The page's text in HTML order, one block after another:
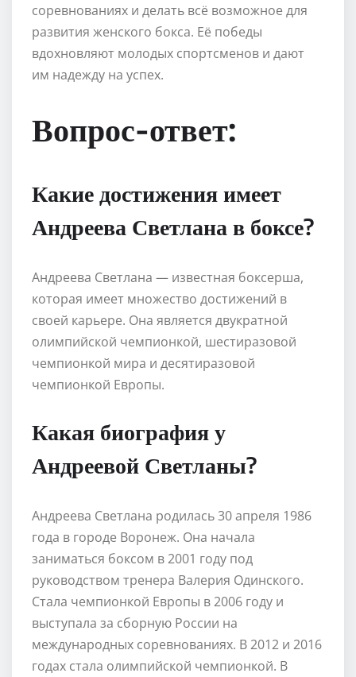
соревнованиях и делать всё возможное для
развития женского бокса. Её победы
вдохновляют молодых спортсменов и дают
им надежду на успех.
Вопрос-ответ:
Какие достижения имеет
Андреева Светлана в боксе?
Андреева Светлана — известная боксерша,
которая имеет множество достижений в
своей карьере. Она является двукратной
олимпийской чемпионкой, шестиразовой
чемпионкой мира и десятиразовой
чемпионкой Европы.
Какая биография у
Андреевой Светланы?
Андреева Светлана родилась 30 апреля 1986
года в городе Воронеж. Она начала
заниматься боксом в 2001 году под
руководством тренера Валерия Одинского.
Стала чемпионкой Европы в 2006 году и
выступала за сборную России на
международных соревнованиях. В 2012 и 2016
годах стала олимпийской чемпионкой. В